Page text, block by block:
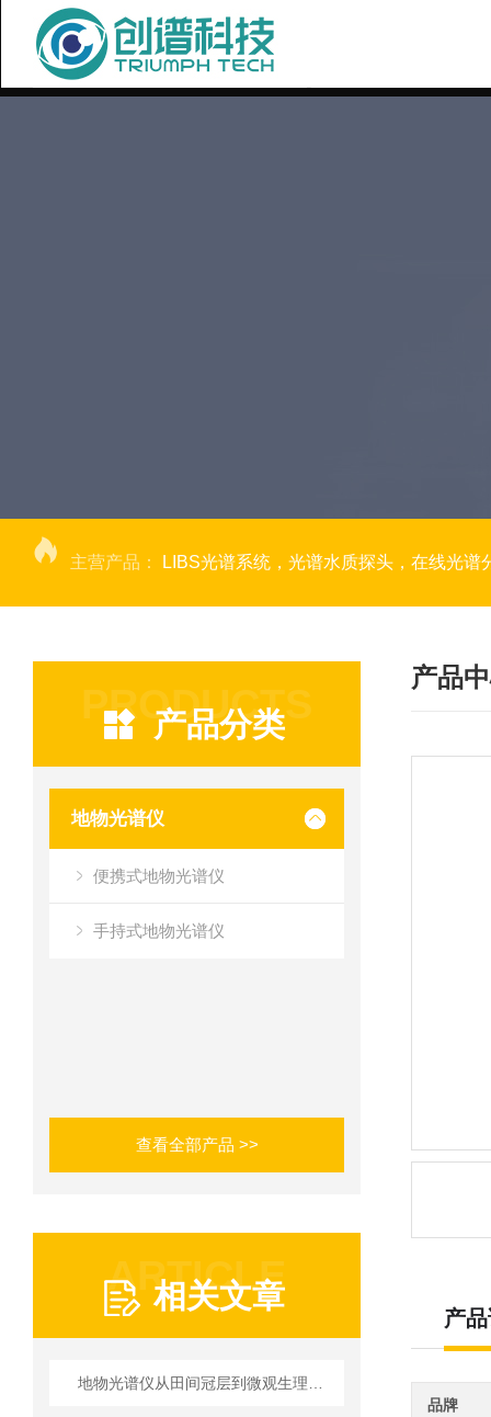
主营产品： LIBS光谱系统，光谱水质探头，在线光谱分析，高光谱相机，量子效
PRODUCTS
产品分类
地物光谱仪
便携式地物光谱仪
手持式地物光谱仪
查看全部产品 >>
ARTICLE
相关文章
产品
产
品牌